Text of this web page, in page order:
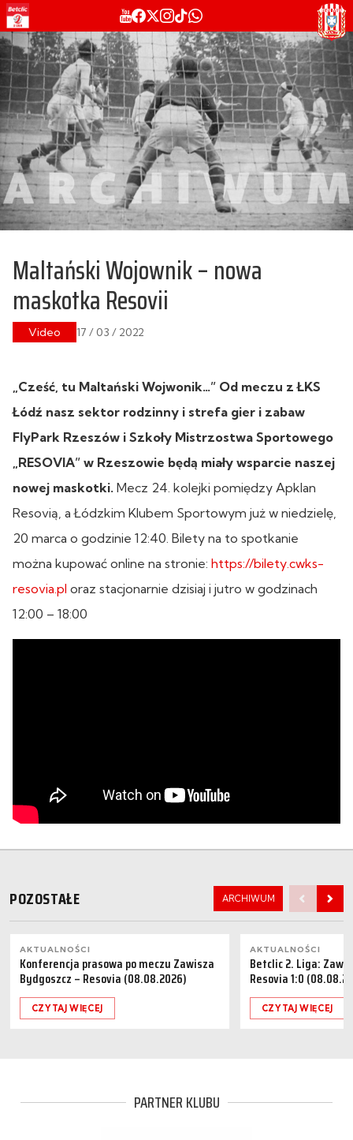
Maltański Wojownik – nowa
maskotka Resovii
Video 17 / 03 / 2022
„Cześć, tu Maltański Wojwonik…” Od meczu z ŁKS
Łódź nasz sektor rodzinny i strefa gier i zabaw
FlyPark Rzeszów i Szkoły Mistrzostwa Sportowego
„RESOVIA” w Rzeszowie będą miały wsparcie naszej
nowej maskotki. Mecz 24. kolejki pomiędzy Apklan
Resovią, a Łódzkim Klubem Sportowym już w niedzielę,
20 marca o godzinie 12:40. Bilety na to spotkanie
można kupować online na stronie: https://bilety.cwks-
resovia.pl oraz stacjonarnie dzisiaj i jutro w godzinach
12:00 – 18:00
POZOSTAŁE ARCHIWUM
AKTUALNOŚCI
Konferencja prasowa po meczu Zawisza
Bydgoszcz – Resovia (08.08.2026)
CZYTAJ WIĘCEJ
AKTUALNOŚCI
Betclic 2. Liga:
Resovia 1:0
CZYTAJ WIĘCEJ
PARTNER KLUBU